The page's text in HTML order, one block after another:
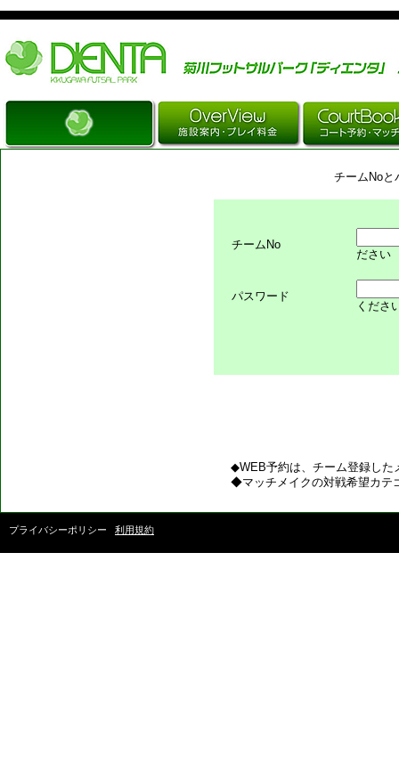
チームNoと
チームNo
ださい
パスワード
くださ
◆WEB予約は、チーム登録した
◆マッチメイクの対戦希望カテ
プライバシーポリシー 利用規約